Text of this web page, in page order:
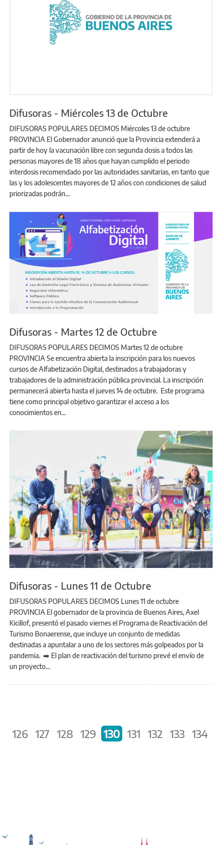
Difusoras - Miércoles 13 de Octubre
DIFUSORAS POPULARES DECIMOS Miércoles 13 de octubre
PROVINCIA El Gobernador anunció que la Provincia extenderá a
partir de hoy la vacunación libre con segunda dosis a todos las
personas mayores de 18 años que hayan cumplido el periodo
interdosis recomendado por las autoridades sanitarias, en tanto que
las y los adolescentes mayores de 12 años con condiciones de salud
priorizadas podrán...
Difusoras - Martes 12 de Octubre
DIFUSORAS POPULARES DECIMOS Martes 12 de octubre
PROVINCIA Se encuentra abierta la inscripción para los nuevos
cursos de Alfabetización Digital, destinados a trabajadoras y
trabajadores de la administración pública provincial. La inscripción
permanecerá abierta hasta el jueves 14 de octubre. Este programa
tiene como principal objetivo garantizar el acceso a los
conocimientos en...
Difusoras - Lunes 11 de Octubre
DIFUSORAS POPULARES DECIMOS Lunes 11 de octubre
PROVINCIA El gobernador de la provincia de Buenos Aires, Axel
Kicillof, presentó el pasado viernes el Programa de Reactivación del
Turismo Bonaerense, que incluye un conjunto de medidas
destinadas a apuntalar a uno de los sectores más golpeados por la
pandemia. ➡️ El plan de reactivación del turismo prevé el envío de
un proyecto...
126 127 128 129 130 131 132 133 134